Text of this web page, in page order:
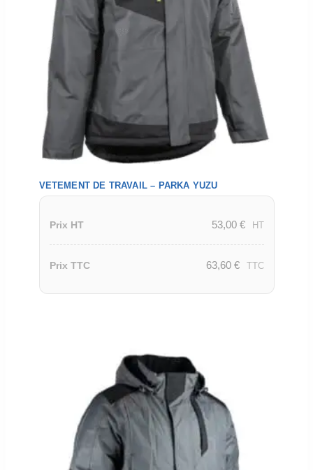
VETEMENT DE TRAVAIL – PARKA YUZU
Prix HT 53,00 € HT
Prix TTC 63,60 € TTC